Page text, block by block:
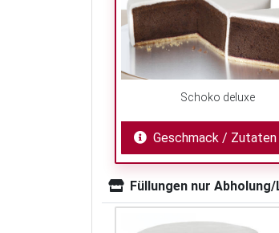
Schoko deluxe
Geschmack / Zutaten
Füllungen nur